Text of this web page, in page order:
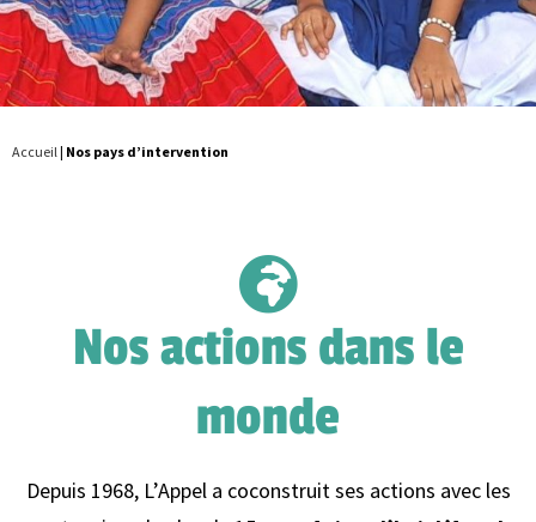
Accueil| Nos pays d’intervention
Nos actions dans le
monde
Depuis 1968, L’Appel a coconstruit ses actions avec les